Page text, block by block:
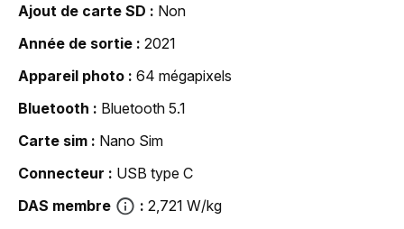
Ajout de carte SD
Non
Année de sortie
2021
Appareil photo
64 mégapixels
Bluetooth
Bluetooth 5.1
Carte sim
Nano Sim
Connecteur
USB type C
DAS membre
2,721 W/kg